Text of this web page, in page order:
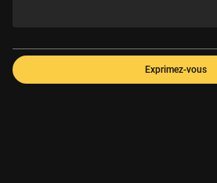
Exprimez-vous